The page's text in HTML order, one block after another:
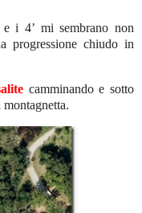
i 4’ mi sembrano non
progressione chiudo in
camminando e sotto